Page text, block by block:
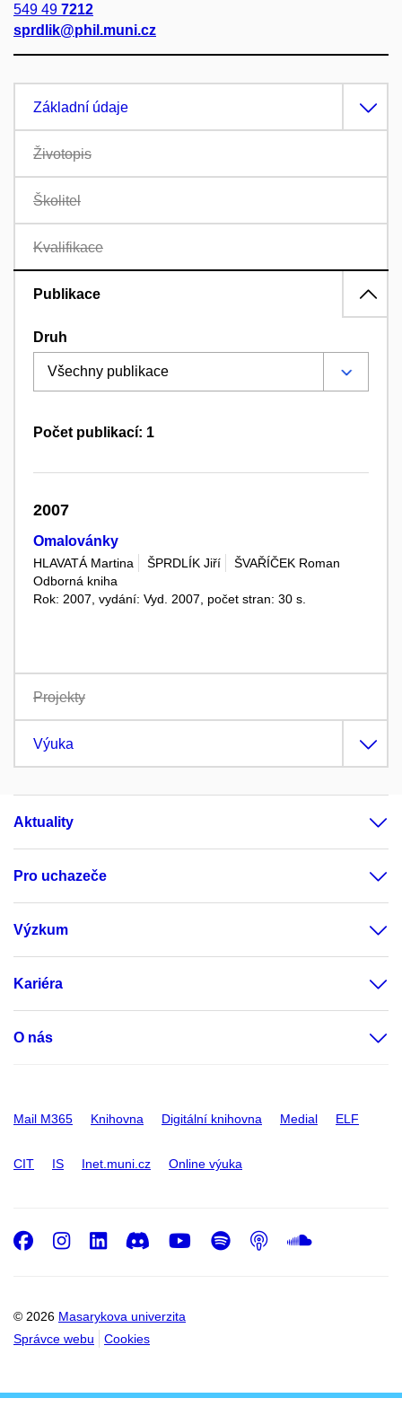
549 49 7212
sprdlik@phil.muni.cz
Základní údaje
Životopis
Školitel
Kvalifikace
Publikace
Druh
Počet publikací: 1
2007
Omalovánky
HLAVATÁ Martina ŠPRDLÍK Jiří
ŠVAŘÍČEK Roman
Odborná kniha
Rok: 2007, vydání: Vyd. 2007, počet stran: 30 s.
Projekty
Výuka
Aktuality
Pro uchazeče
Výzkum
Kariéra
O nás
Mail M365 Knihovna Digitální knihovna Medial ELF
CIT IS Inet.muni.cz Online výuka
© 2026 Masarykova univerzita
Správce webu
Cookies
Facebook
Instagram
LinkedIn
DiscordYoutube
Spotify
Podcast